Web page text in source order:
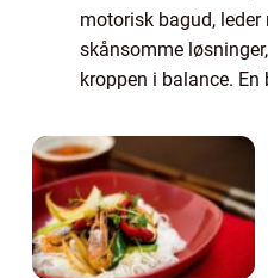
motorisk bagud,
skånsomme
kroppen i balance.